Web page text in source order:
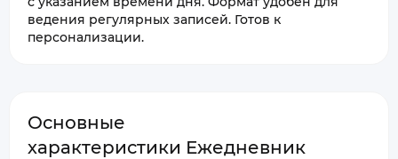
ведения регулярных записей. Готов к
персонализации.
Основные
характеристики Ежедневник